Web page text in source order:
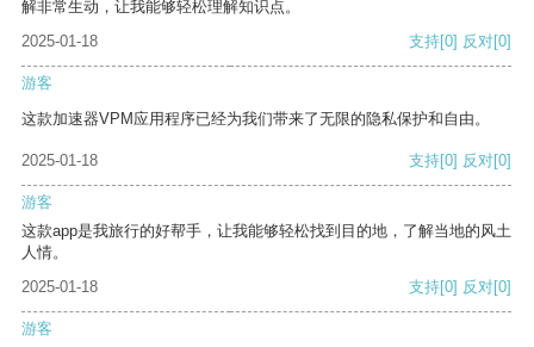
解非常生动，让我能够轻松理解知识点。
2025-01-18
支持[0] 反对[0]
游客
这款加速器VPM应用程序已经为我们带来了无限的隐私保护和自由。
2025-01-18 支持[0] 反对[0]
游客
这款app是我旅行的好帮手，让我能够轻松找到目的地，了解当地的风土
人情。
2025-01-18
支持[0] 反对[0]
游客